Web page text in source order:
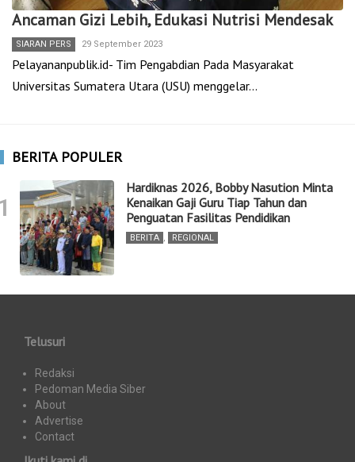
Ancaman Gizi Lebih, Edukasi Nutrisi Mendesak
SIARAN PERS 29 September 2023
Pelayananpublik.id- Tim Pengabdian Pada Masyarakat
Universitas Sumatera Utara (USU) menggelar…
BERITA POPULER
Hardiknas 2026, Bobby Nasution Minta
Kenaikan Gaji Guru Tiap Tahun dan
Penguatan Fasilitas Pendidikan
BERITA , REGIONAL
Telusuri
Redaksi
Pedoman Media Siber
About
Advertise
Contact